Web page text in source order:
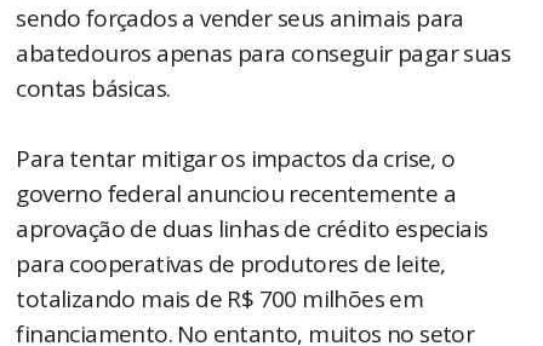
sendo forçados a vender seus animais para
abatedouros apenas para conseguir pagar suas
contas básicas.
Para tentar mitigar os impactos da crise, o
governo federal anunciou recentemente a
aprovação de duas linhas de crédito especiais
para cooperativas de produtores de leite,
totalizando mais de R$ 700 milhões em
financiamento. No entanto, muitos no setor